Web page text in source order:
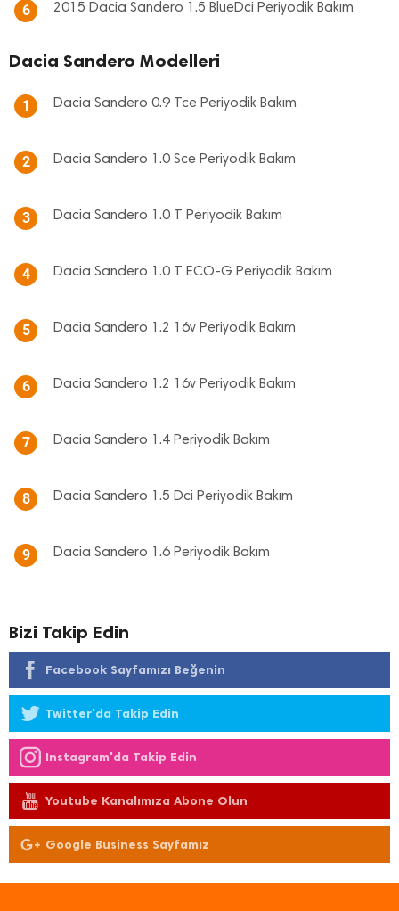
6 2015 Dacia Sandero 1.5 BlueDci Periyodik Bakım
Dacia Sandero Modelleri
1 Dacia Sandero 0.9 Tce Periyodik Bakım
2 Dacia Sandero 1.0 Sce Periyodik Bakım
3 Dacia Sandero 1.0 T Periyodik Bakım
4 Dacia Sandero 1.0 T ECO-G Periyodik Bakım
5 Dacia Sandero 1.2 16v Periyodik Bakım
6 Dacia Sandero 1.2 16v Periyodik Bakım
7 Dacia Sandero 1.4 Periyodik Bakım
8 Dacia Sandero 1.5 Dci Periyodik Bakım
9 Dacia Sandero 1.6 Periyodik Bakım
Bizi Takip Edin
Facebook Sayfamızı Beğenin
Twitter'da Takip Edin
Instagram'da Takip Edin
Youtube Kanalımıza Abone Olun
Google Business Sayfamız